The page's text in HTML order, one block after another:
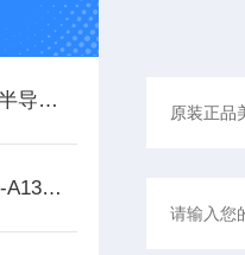
西门子和英特尔将在良好半导体制造领域展开合作
定期维护保养可确保1756-A13数字量输出模块的正常运行